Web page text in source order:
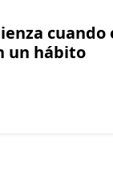
cuando
un hábito